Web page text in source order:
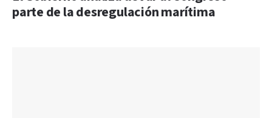
parte de la desregulación marítima